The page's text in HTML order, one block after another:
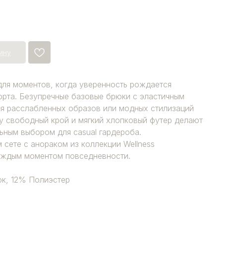
моментов, когда уверенность рождается
Безупречные базовые брюки с эластичным
расслабленных образов или модных стилизаций
свободный крой и мягкий хлопковый футер делают
выбором для casual гардероба.
с анораком из коллекции Wellness
моментом повседневности.
12% Полиэстер